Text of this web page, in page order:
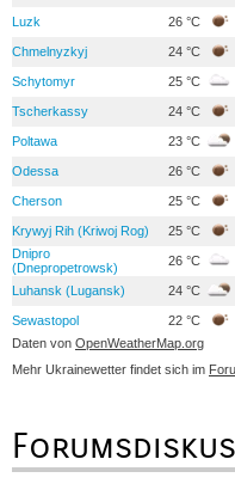
Luzk 26 °C
Chmelnyzkyj 24 °C
Schytomyr 25 °C
Tscherkassy 24 °C
Poltawa 23 °C
Odessa 26 °C
Cherson 25 °C
Krywyj Rih (Kriwoj Rog) 25 °C
Dnipro
(Dnepropetrowsk)
26 °C
Luhansk (Lugansk) 24 °C
Sewastopol 22 °C
Daten von OpenWeatherMap.org
Mehr Ukrainewetter findet sich im